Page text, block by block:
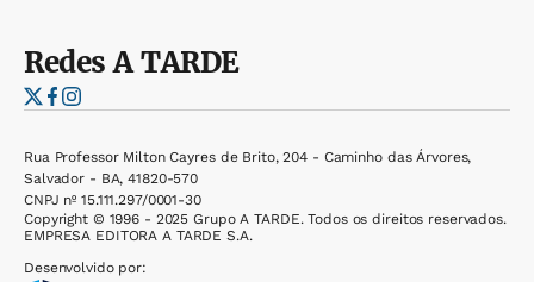
RedesA TARDE
Rua Professor Milton Cayres de Brito, 204 - Caminho das Árvores,
Salvador - BA, 41820-570
CNPJ nº 15.111.297/0001-30
Copyright © 1996 - 2025 Grupo A TARDE. Todos os direitos reservados.
EMPRESA EDITORA A TARDE S.A.
Desenvolvido por: